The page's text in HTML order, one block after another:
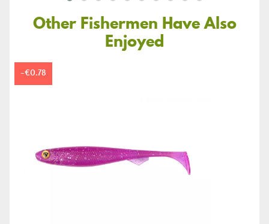
Other Fishermen Have Also
Enjoyed
-€0.78